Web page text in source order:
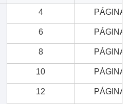
4 PÁGINAS
6 PÁGINAS
8 PÁGINAS
10 PÁGINAS
12 PÁGINAS